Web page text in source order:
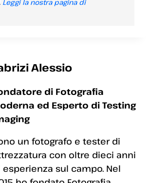
Leggi la nostra pagina di
Alessio
di Fotografia
ed Esperto di Testing
un fotografo e tester di
con oltre dieci anni
esperienza sul campo. Nel